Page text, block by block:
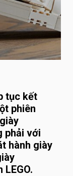
tục kết
phiên
phải với
hành giày